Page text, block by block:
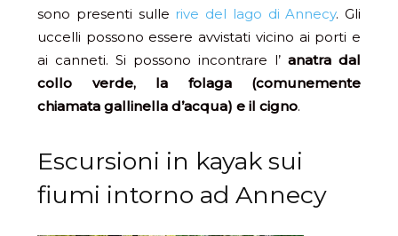
sono presenti sulle rive del lago di Annecy. Gli
uccelli possono essere avvistati vicino ai porti e
ai canneti. Si possono incontrare l’ anatra dal
collo verde, la folaga (comunemente
chiamata gallinella d’acqua) e il cigno.
Escursioni in kayak sui
fiumi intorno ad Annecy